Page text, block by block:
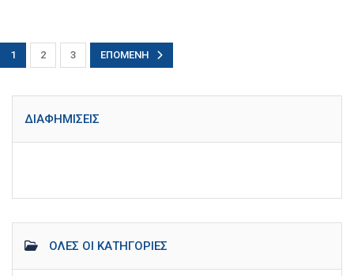
1 2 3 ΕΠΌΜΕΝΗ
ΔΙΑΦΗΜΊΣΕΙΣ
ΌΛΕΣ ΟΙ ΚΑΤΗΓΟΡΊΕΣ